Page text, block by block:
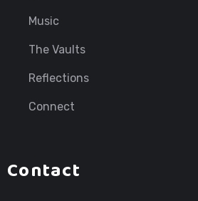
Music
The Vaults
Reflections
Connect
Contact